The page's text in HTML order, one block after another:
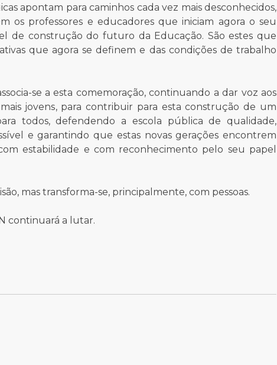
apontam para caminhos cada vez mais desconhecidos,
os professores e educadores que iniciam agora o seu
de construção do futuro da Educação. São estes que
que agora se definem e das condições de trabalho
se a esta comemoração, continuando a dar voz aos
jovens, para contribuir para esta construção de um
todos, defendendo a escola pública de qualidade,
e garantindo que estas novas gerações encontrem
estabilidade e com reconhecimento pelo seu papel
mas transforma-se, principalmente, com pessoas.
continuará a lutar.